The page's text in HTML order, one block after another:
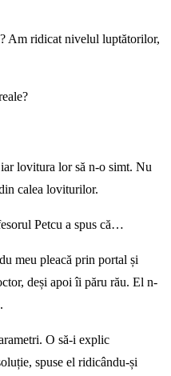
Am ridicat nivelul luptătorilor,
lovitura lor să n-o simt. Nu
calea loviturilor.
Petcu a spus că…
meu pleacă prin portal și
deși apoi îi păru rău. El n-
O să-i explic
spuse el ridicându-și